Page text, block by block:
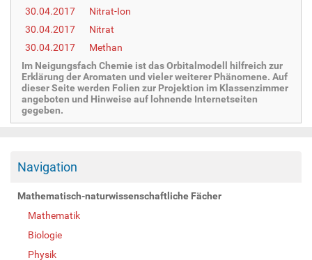
30.04.2017
Nitrat-Ion
30.04.2017
Nitrat
30.04.2017
Methan
Im Neigungsfach Chemie ist das Orbitalmodell hilfreich zur
Erklärung der Aromaten und vieler weiterer Phänomene. Auf
dieser Seite werden Folien zur Projektion im Klassenzimmer
angeboten und Hinweise auf lohnende Internetseiten
gegeben.
Navigation
Mathematisch-naturwissenschaftliche Fächer
Mathematik
Biologie
Physik